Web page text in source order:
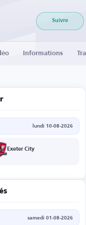
Suivre
Informations
lundi 10-08-2026
Exeter City
samedi 01-08-2026